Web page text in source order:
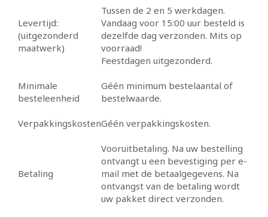
Levertijd:
(uitgezonderd
maatwerk)
Tussen de 2 en 5 werkdagen.
Vandaag voor 15:00 uur besteld is
dezelfde dag verzonden. Mits op
voorraad!
Feestdagen uitgezonderd.
Minimale
besteleenheid
Géén minimum bestelaantal of
bestelwaarde.
VerpakkingskostenGéén verpakkingskosten.
Betaling
Vooruitbetaling. Na uw bestelling
ontvangt u een bevestiging per e-
mail met de betaalgegevens. Na
ontvangst van de betaling wordt
uw pakket direct verzonden.